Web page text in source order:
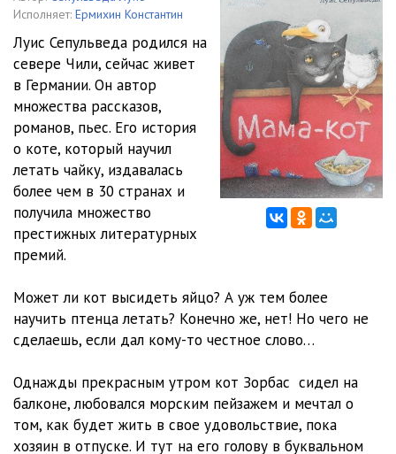
10:10
08 Сорбас начинает выполнять обещания 05:28
09 Ночь скорби 04:52
10 Кот-наседка 07:08
11 Трудно быть мамой 09:12
12 Кругом опасности
13 Враг не дремлет
15 Фортуната - та кому повезло 09:44
16 Летать - это целая наука
17 Коты решают нарушить табу 07:06
18 Выбор нужного человека
Исполняет: Ермихин Константин
Луис Сепульведа родился на
севере Чили, сейчас живет
в Германии. Он автор
множества рассказов,
романов, пьес. Его история
о коте, который научил
летать чайку, издавалась
более чем в 30 странах и
получила множество
престижных литературных
премий.
Может ли кот высидеть яйцо? А уж тем более
научить птенца летать? Конечно же, нет! Но чего не
сделаешь, если дал кому-то честное слово…
Однажды прекрасным утром кот Зорбас сидел на
балконе, любовался морским пейзажем и мечтал о
том, как будет жить в свое удовольствие, пока
хозяин в отпуске. И тут на его голову в буквальном